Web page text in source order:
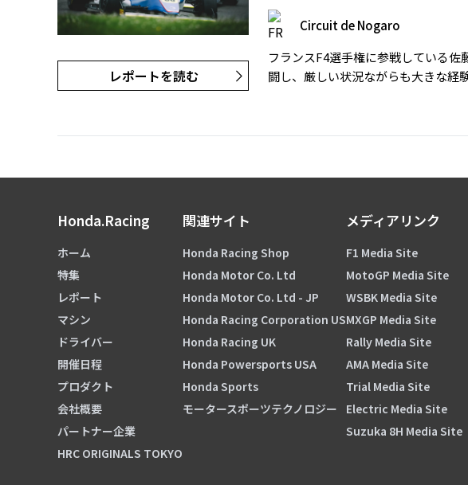
レポートを読む
Circuit de Nogaro
フランスF4選手権に参戦している
闘し、厳しい状況ながらも大きな経
Honda.Racing
ホーム
特集
レポート
マシン
ドライバー
開催日程
プロダクト
会社概要
パートナー企業
HRC ORIGINALS TOKYO
関連サイト
Honda Racing Shop
Honda Motor Co. Ltd
Honda Motor Co. Ltd - JP
Honda Racing Corporation US
Honda Racing UK
Honda Powersports USA
Honda Sports
モータースポーツテクノロジー
メディアリンク
F1 Media Site
MotoGP Media Site
WSBK Media Site
MXGP Media Site
Rally Media Site
AMA Media Site
Trial Media Site
Electric Media Site
Suzuka 8H Media Site